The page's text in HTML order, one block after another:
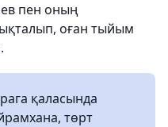
пен оның
оған тыйым
қаласында
төрт